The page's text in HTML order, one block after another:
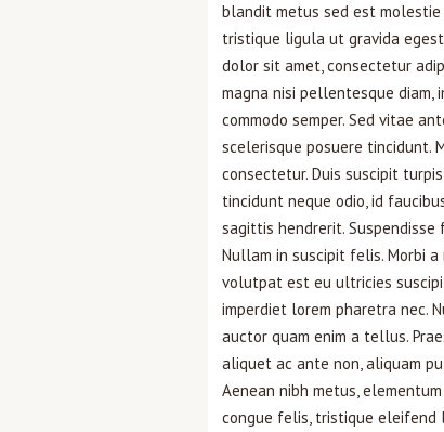
blandit metus sed est
tristique ligula ut gravida
dolor sit amet, consectetur
magna nisi pellentesque diam,
commodo semper. Sed vitae
scelerisque posuere tincidunt.
consectetur. Duis suscipit
tincidunt neque odio, id
sagittis hendrerit.
Nullam in suscipit felis. Morbi a
volutpat est eu ultricies
imperdiet lorem pharetra nec.
auctor quam enim a tellus.
aliquet ac ante non, aliquam
Aenean nibh metus,
congue felis, tristique eleifend